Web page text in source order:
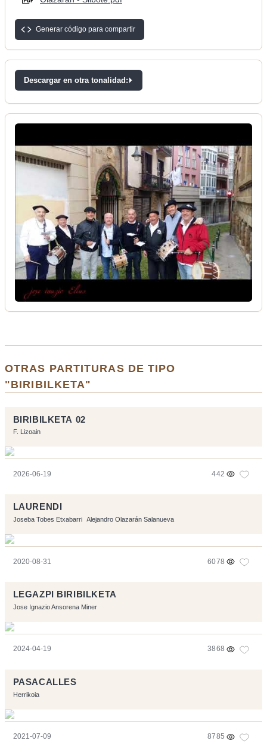
Generar código para compartir
Descargar en otra tonalidad:
OTRAS PARTITURAS DE TIPO
"BIRIBILKETA"
BIRIBILKETA 02
F. Lizoain
2026-06-19 442
LAURENDI
Joseba Tobes Etxabarri Alejandro Olazarán Salanueva
2020-08-31 6078
LEGAZPI BIRIBILKETA
Jose Ignazio Ansorena Miner
2024-04-19 3868
PASACALLES
Herrikoia
2021-07-09 8785